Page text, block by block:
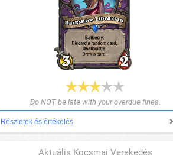
Do NOT be late with your overdue fines.
Részletek és értékelés
Aktuális Kocsmai Verekedés